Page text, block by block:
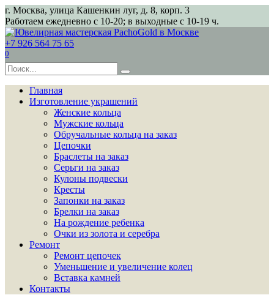
Перейти
к
содержанию
г. Москва, улица Кашенкин луг, д. 8, корп. 3
Работаем ежедневно с 10-20; в выходные с 10-19 ч.
+7 926 564 75 65
0
Search
for:
Главная
Изготовление украшений
Женские кольца
Мужские кольца
Обручальные кольца на заказ
Цепочки
Браслеты на заказ
Серьги на заказ
Кулоны подвески
Кресты
Запонки на заказ
Брелки на заказ
На рождение ребенка
Очки из золота и серебра
Ремонт
Ремонт цепочек
Уменьшение и увеличение колец
Вставка камней
Контакты